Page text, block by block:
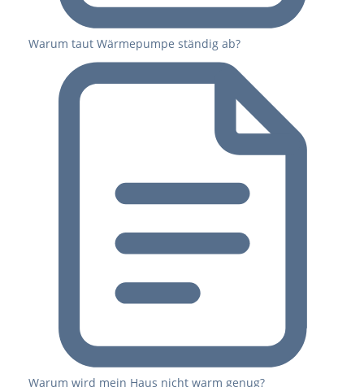
Warum taut Wärmepumpe ständig ab?
Warum wird mein Haus nicht warm genug?